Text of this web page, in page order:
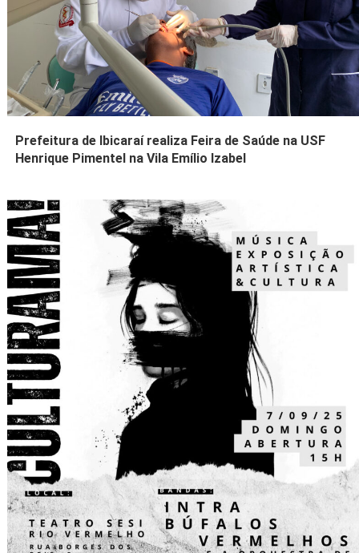
Prefeitura de Ibicaraí realiza Feira de Saúde na USF
Henrique Pimentel na Vila Emílio Izabel